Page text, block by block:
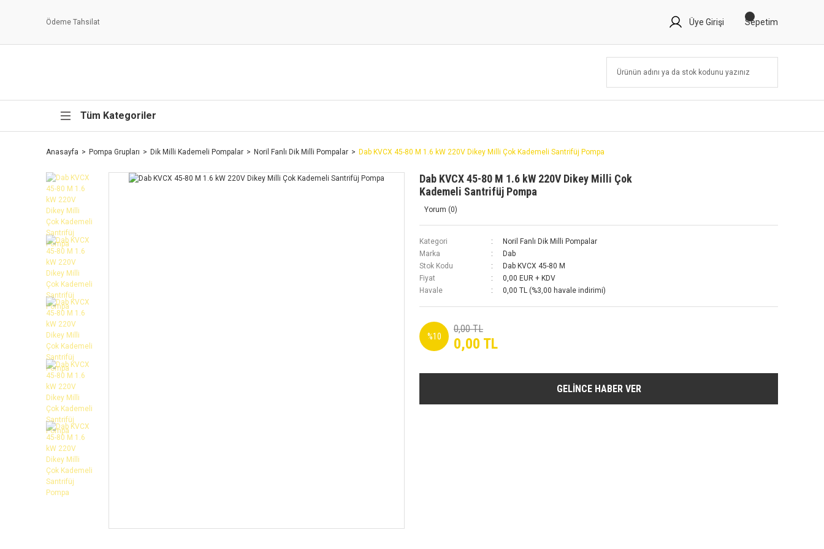
Ödeme Tahsilat Üye Girişi Sepetim
Tüm Kategoriler
Anasayfa Pompa Grupları Dik Milli Kademeli Pompalar Noril Fanlı Dik Milli Pompalar Dab KVCX 45-80 M 1.6 kW 220V Dikey Milli Çok Kademeli Santrifüj Pompa
Dab KVCX 45-80 M 1.6 kW 220V Dikey Milli Çok
Kademeli Santrifüj Pompa
Yorum (0)
Kategori
Noril Fanlı Dik Milli Pompalar
Marka
Dab
Stok Kodu
Dab KVCX 45-80 M
Fiyat
0,00 EUR + KDV
Havale
0,00 TL (%3,00 havale indirimi)
%10
0,00 TL
0,00 TL
GELİNCE HABER VER